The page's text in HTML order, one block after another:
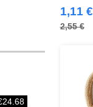
1,11 €
2,55 €